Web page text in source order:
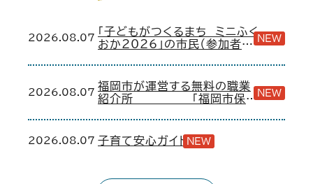
2026.08.07
「子どもがつくるまち ミニふく
おか2026」の市民（参加者）
す！
NEW
2026.08.07
福岡市が運営する無料の職業
紹介所 「福岡市保育NEW
2026.08.07 子育て安心ガイドNEW